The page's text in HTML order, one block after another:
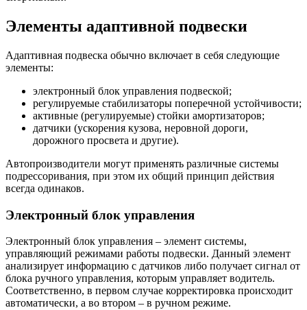
Элементы адаптивной подвески
Адаптивная подвеска обычно включает в себя следующие
элементы:
электронный блок управления подвеской;
регулируемые стабилизаторы поперечной устойчивости;
активные (регулируемые) стойки амортизаторов;
датчики (ускорения кузова, неровной дороги,
дорожного просвета и другие).
Автопроизводители могут применять различные системы
подрессоривания, при этом их общий принцип действия
всегда одинаков.
Электронный блок управления
Электронный блок управления – элемент системы,
управляющий режимами работы подвески. Данный элемент
анализирует информацию с датчиков либо получает сигнал от
блока ручного управления, которым управляет водитель.
Соответственно, в первом случае корректировка происходит
автоматически, а во втором – в ручном режиме.